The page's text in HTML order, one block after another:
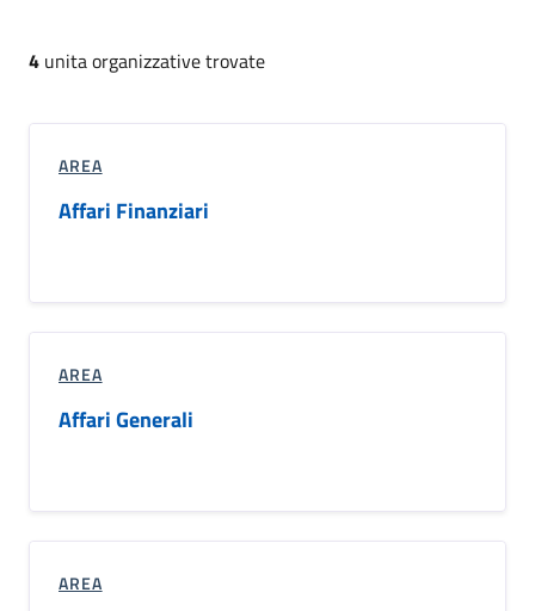
4 unita organizzative trovate
AREA
Affari Finanziari
AREA
Affari Generali
AREA